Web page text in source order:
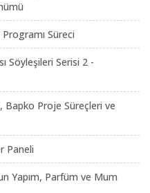
Süreci
Söyleşileri Serisi 2 -
Bapko Proje Süreçleri ve
Paneli
Yapım, Parfüm ve Mum